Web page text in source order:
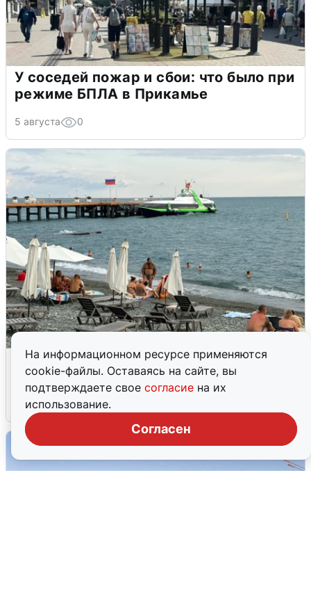
На информационном ресурсе применяются
cookie-файлы. Оставаясь на сайте, вы
подтверждаете свое согласие на их
использование.
Согласен
У соседей пожар и сбои: что было при
режиме БПЛА в Прикамье
5 августа 0
Жители и туристы Сочи рассказали
об атаке БПЛА 5 августа
5 августа 0